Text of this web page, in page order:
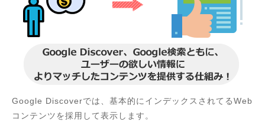
Google Discoverでは、基本的にインデックスされてるWeb
コンテンツを採用して表示します。